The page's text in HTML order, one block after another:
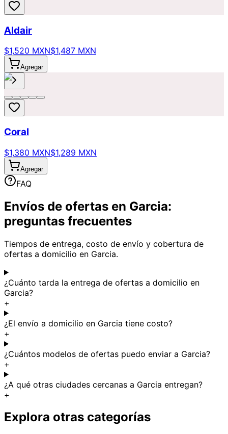
Aldair
$1,520 MXN$1,487 MXN
Agregar
Coral
$1,380 MXN$1,289 MXN
Agregar
FAQ
Envíos de ofertas en Garcia:
preguntas frecuentes
Tiempos de entrega, costo de envío y cobertura de
ofertas a domicilio en Garcia.
¿Cuánto tarda la entrega de ofertas a domicilio en
Garcia?
+
¿El envío a domicilio en Garcia tiene costo?
+
¿Cuántos modelos de ofertas puedo enviar a Garcia?
+
¿A qué otras ciudades cercanas a Garcia entregan?
+
Explora otras categorías